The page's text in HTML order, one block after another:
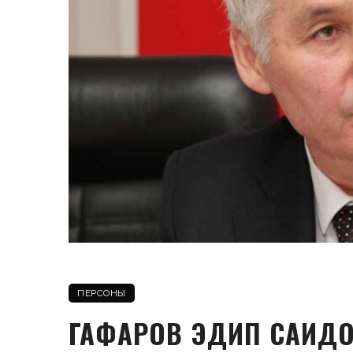
ПЕРСОНЫ
ГАФАРОВ ЭДИП